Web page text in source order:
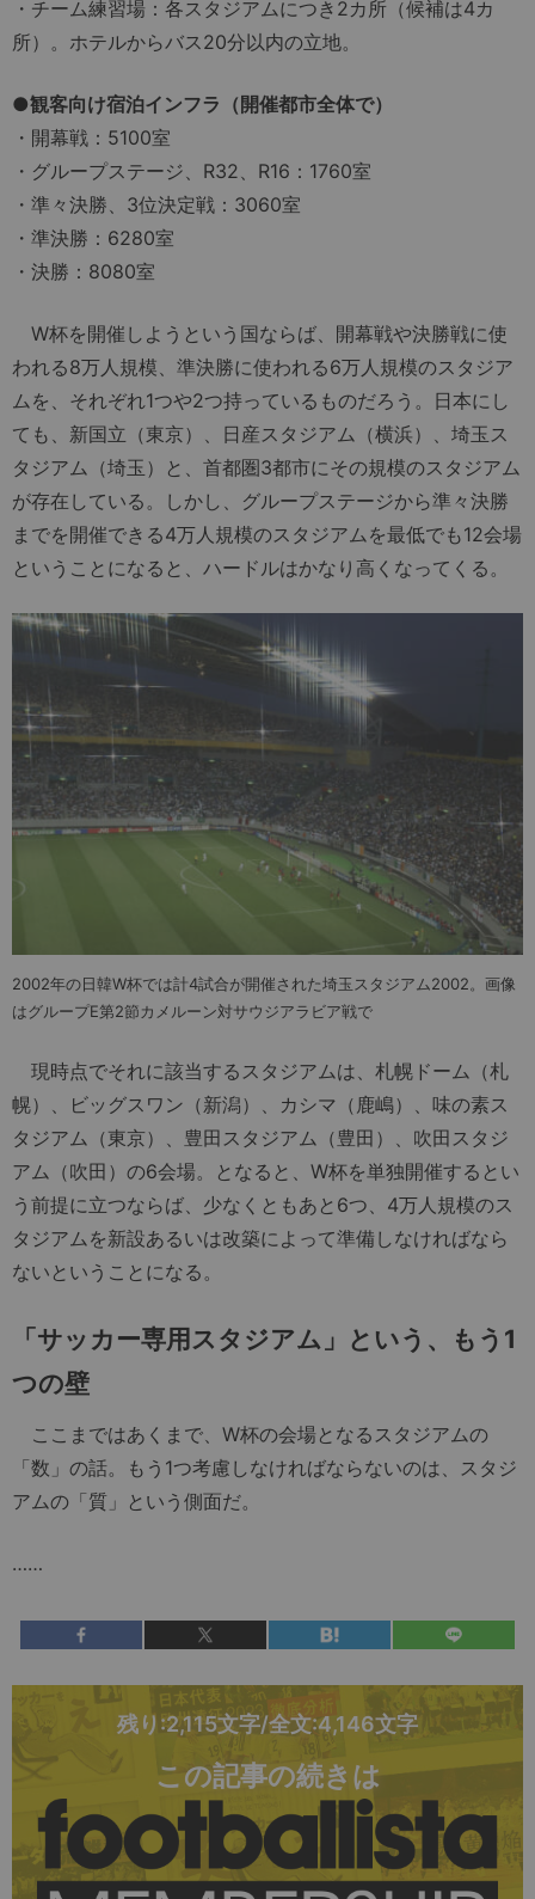
・チーム練習場：各スタジアムにつき2カ所（候補は4カ
所）。ホテルからバス20分以内の立地。
●観客向け宿泊インフラ（開催都市全体で）
・開幕戦：5100室
・グループステージ、R32、R16：1760室
・準々決勝、3位決定戦：3060室
・準決勝：6280室
・決勝：8080室
W杯を開催しようという国ならば、開幕戦や決勝戦に使
われる8万人規模、準決勝に使われる6万人規模のスタジア
ムを、それぞれ1つや2つ持っているものだろう。日本にし
ても、新国立（東京）、日産スタジアム（横浜）、埼玉ス
タジアム（埼玉）と、首都圏3都市にその規模のスタジアム
が存在している。しかし、グループステージから準々決勝
までを開催できる4万人規模のスタジアムを最低でも12会場
ということになると、ハードルはかなり高くなってくる。
2002年の日韓W杯では計4試合が開催された埼玉スタジアム2002。画像
はグループE第2節カメルーン対サウジアラビア戦で
現時点でそれに該当するスタジアムは、札幌ドーム（札
幌）、ビッグスワン（新潟）、カシマ（鹿嶋）、味の素ス
タジアム（東京）、豊田スタジアム（豊田）、吹田スタジ
アム（吹田）の6会場。となると、W杯を単独開催するとい
う前提に立つならば、少なくともあと6つ、4万人規模のス
タジアムを新設あるいは改築によって準備しなければなら
ないということになる。
「サッカー専用スタジアム」という、もう1
つの壁
ここまではあくまで、W杯の会場となるスタジアムの
「数」の話。もう1つ考慮しなければならないのは、スタジ
アムの「質」という側面だ。
……
残り:2,115文字/全文:4,146文字
この記事の続きは